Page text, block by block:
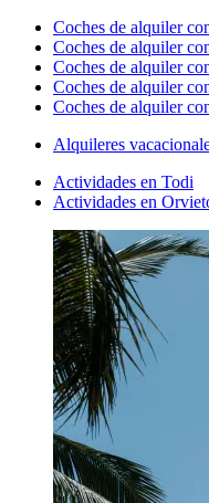
Coches de alquiler
Coches de alquiler
Coches de alquiler
Coches de alquiler
Coches de alquiler
Alquileres
Actividades en Todi
Actividades en